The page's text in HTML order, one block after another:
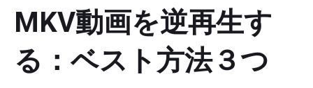
概要
マルチトラック動画編集
ユーザーマニュアル
ビデオ編集のヒント
動画ツール
画面録画ツール
MKV動画を逆再生す
る：ベスト方法３つ